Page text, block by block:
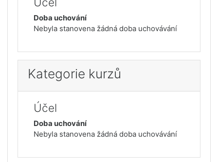
Doba uchování
Nebyla stanovena žádná doba uchovávání
Kategorie kurzů
Účel
Doba uchování
Nebyla stanovena žádná doba uchovávání